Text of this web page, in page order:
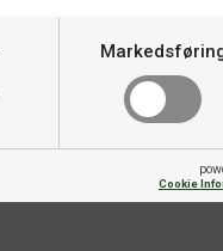
Cookie